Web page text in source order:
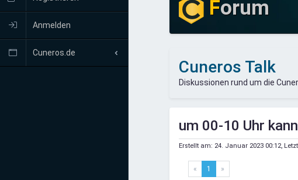
Anmelden
Cuneros.de
Forum
Cuneros Talk
Diskussionen rund um die
um 00-10 Uhr
Erstellt am: 24. Januar 2023 00:12,
« 1 »